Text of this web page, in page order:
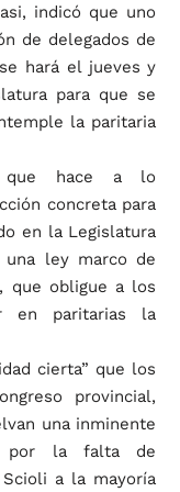
indicó que uno
de delegados de
hará el jueves y
para que se
la paritaria
que hace a lo
concreta para
en la Legislatura
ley marco de
que obligue a los
en paritarias la
cierta” que los
provincial,
una inminente
por la falta de
a la mayoría